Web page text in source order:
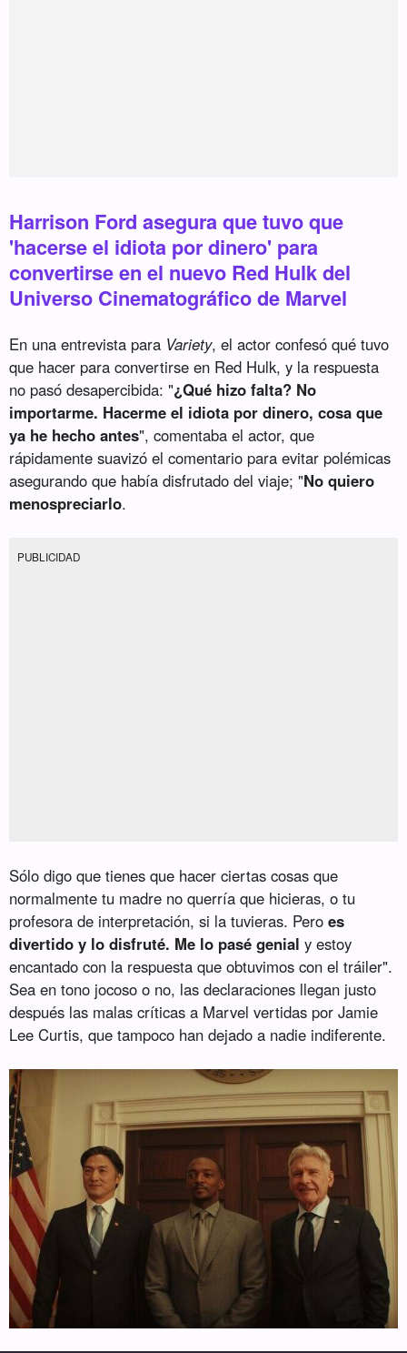
Harrison Ford asegura que tuvo que
'hacerse el idiota por dinero' para
convertirse en el nuevo Red Hulk del
Universo Cinematográfico de Marvel
En una entrevista para Variety, el actor confesó qué tuvo
que hacer para convertirse en Red Hulk, y la respuesta
no pasó desapercibida: "¿Qué hizo falta? No
importarme. Hacerme el idiota por dinero, cosa que
ya he hecho antes", comentaba el actor, que
rápidamente suavizó el comentario para evitar polémicas
asegurando que había disfrutado del viaje; "No quiero
menospreciarlo.
PUBLICIDAD
Sólo digo que tienes que hacer ciertas cosas que
normalmente tu madre no querría que hicieras, o tu
profesora de interpretación, si la tuvieras. Peroes
divertido y lo disfruté. Me lo pasé genial y estoy
encantado con la respuesta que obtuvimos con el tráiler".
Sea en tono jocoso o no, las declaraciones llegan justo
después las malas críticas a Marvel vertidas por Jamie
Lee Curtis, que tampoco han dejado a nadie indiferente.